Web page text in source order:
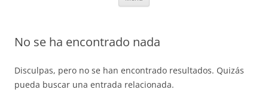
No se ha encontrado nada
Disculpas, pero no se han encontrado resultados. Quizás
pueda buscar una entrada relacionada.